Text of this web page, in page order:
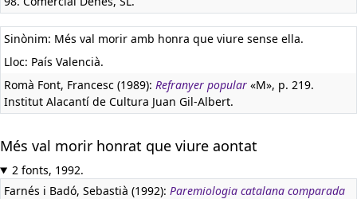
Sinònim: Més val morir amb honra que viure sense ella.
Lloc: País Valencià.
Romà Font, Francesc (1989): Refranyer popular «M», p. 219.
Institut Alacantí de Cultura Juan Gil-Albert.
Més val morir honrat que viure aontat
2 fonts, 1992.
Farnés i Badó, Sebastià (1992): Paremiologia catalana comparada